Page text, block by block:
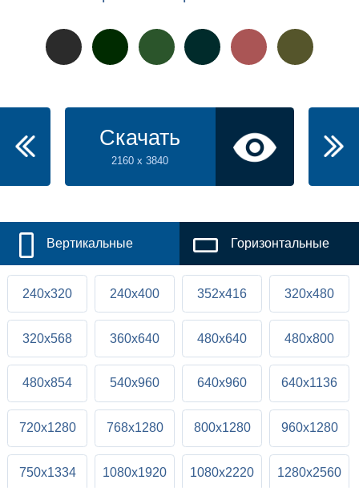
Скачать
2160 x 3840
Вертикальные Горизонтальные
240x320 240x400 352x416 320x480
320x568 360x640 480x640 480x800
480x854 540x960 640x960 640x1136
720x1280 768x1280 800x1280 960x1280
750x1334 1080x1920 1080x2220 1280x2560